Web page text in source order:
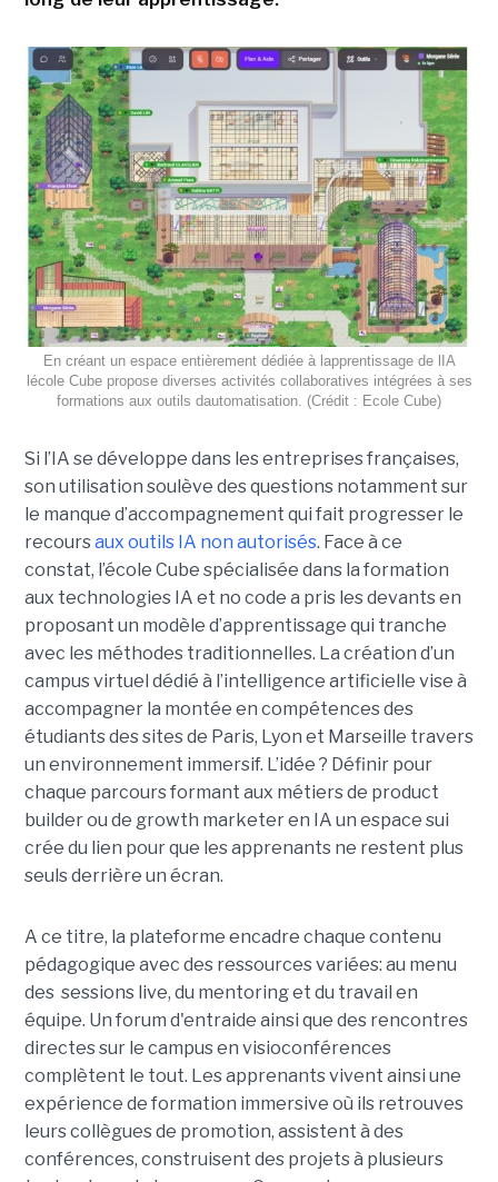
En créant un espace entièrement dédiée à lapprentissage de lIA
lécole Cube propose diverses activités collaboratives intégrées à ses
formations aux outils dautomatisation. (Crédit : Ecole Cube)
Si l’IA se développe dans les entreprises françaises,
son utilisation soulève des questions notamment sur
le manque d’accompagnement qui fait progresser le
recoursaux outils IA non autorisés. Face à ce
constat, l’école Cube spécialisée dans la formation
aux technologies IA et no code a pris les devants en
proposant un modèle d’apprentissage qui tranche
avec les méthodes traditionnelles. La création d’un
campus virtuel dédié à l’intelligence artificielle vise à
accompagner la montée en compétences des
étudiants des sites de Paris, Lyon et Marseille travers
un environnement immersif. L’idée ? Définir pour
chaque parcours formant aux métiers de product
builder ou de growth marketer en IA un espace sui
crée du lien pour que les apprenants ne restent plus
seuls derrière un écran.
A ce titre, la plateforme encadre chaque contenu
pédagogique avec des ressources variées: au menu
des sessions live, du mentoring et du travail en
équipe. Un forum d'entraide ainsi que des rencontres
directes sur le campus en visioconférences
complètent le tout. Les apprenants vivent ainsi une
expérience de formation immersive où ils retrouves
leurs collègues de promotion, assistent à des
conférences, construisent des projets à plusieurs